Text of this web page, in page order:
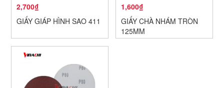
2,700₫
GIẤY GIÁP HÌNH SAO 411
1,600₫
GIẤY CHÀ NHÁM TRÒN
125MM